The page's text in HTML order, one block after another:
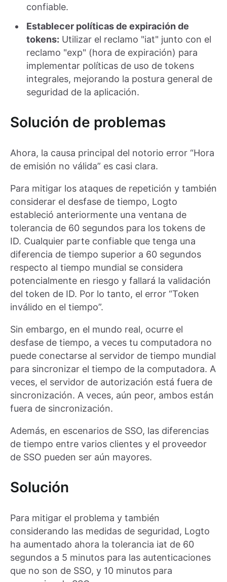
confiable.
Establecer políticas de expiración de
tokens: Utilizar el reclamo "iat" junto con el
reclamo "exp" (hora de expiración) para
implementar políticas de uso de tokens
integrales, mejorando la postura general de
seguridad de la aplicación.
Solución de problemas
Ahora, la causa principal del notorio error “Hora
de emisión no válida” es casi clara.
Para mitigar los ataques de repetición y también
considerar el desfase de tiempo, Logto
estableció anteriormente una ventana de
tolerancia de 60 segundos para los tokens de
ID. Cualquier parte confiable que tenga una
diferencia de tiempo superior a 60 segundos
respecto al tiempo mundial se considera
potencialmente en riesgo y fallará la validación
del token de ID. Por lo tanto, el error “Token
inválido en el tiempo”.
Sin embargo, en el mundo real, ocurre el
desfase de tiempo, a veces tu computadora no
puede conectarse al servidor de tiempo mundial
para sincronizar el tiempo de la computadora. A
veces, el servidor de autorización está fuera de
sincronización. A veces, aún peor, ambos están
fuera de sincronización.
Además, en escenarios de SSO, las diferencias
de tiempo entre varios clientes y el proveedor
de SSO pueden ser aún mayores.
Solución
Para mitigar el problema y también
considerando las medidas de seguridad, Logto
ha aumentado ahora la tolerancia iat de 60
segundos a 5 minutos para las autenticaciones
que no son de SSO, y 10 minutos para